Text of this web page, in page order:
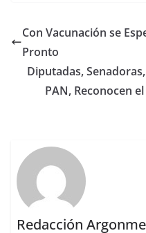
Con Vacunación se
Pronto
Diputadas,
PAN, Reconocen
Redacción